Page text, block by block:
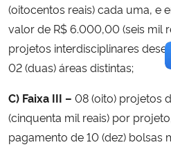
(oitocentos reais) cada uma, e
valor de R$ 6.000,00 (seis mil
projetos interdisciplinares
02 (duas) áreas distintas;
C) Faixa III – 08 (oito) projetos
(cinquenta mil reais) por
pagamento de 10 (dez) bolsas